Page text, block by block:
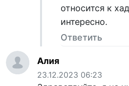
относится к
интересно.
Ответить
Алия
23.12.2023 06:23